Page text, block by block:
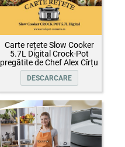
Carte rețete Slow Cooker
5.7L Digital Crock-Pot
pregătite de Chef Alex Cîrțu
DESCARCARE